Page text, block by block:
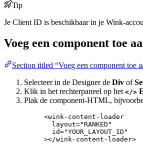
Tip
Je Client ID is beschikbaar in je Wink-
Voeg een component toe
Section titled “Voeg een component toe
Selecteer in de Designer de Div of
Klik in het rechterpaneel op het </>
Plak de component-HTML,
<wink-content-loader
layout="RANKED "
id="YOUR_LAYOUT_ID "
></wink-content-loader>